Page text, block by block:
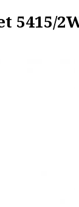
5415/